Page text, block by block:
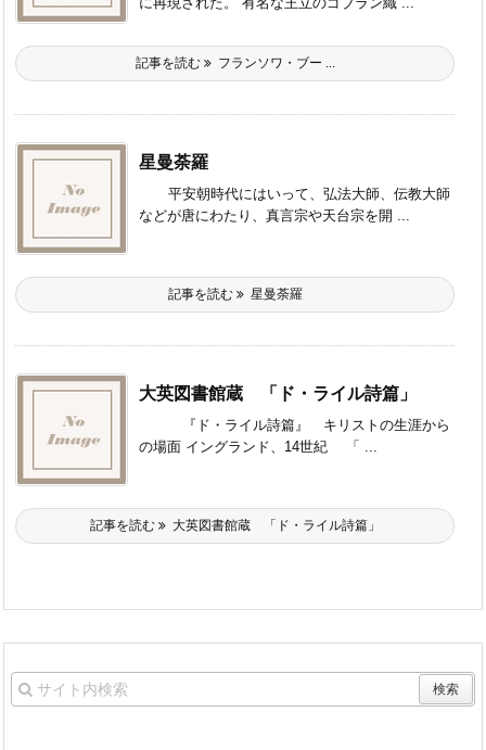
記事を読む フランソワ・ブー ...
星曼荼羅
平安朝時代にはいって、弘法大師、伝教大師
などが唐にわたり、真言宗や天台宗を開 ...
記事を読む 星曼荼羅
大英図書館蔵 「ド・ライル詩篇」
『ド・ライル詩篇』 キリストの生涯から
の場面 イングランド、14世紀 「 ...
記事を読む 大英図書館蔵 「ド・ライル詩篇」